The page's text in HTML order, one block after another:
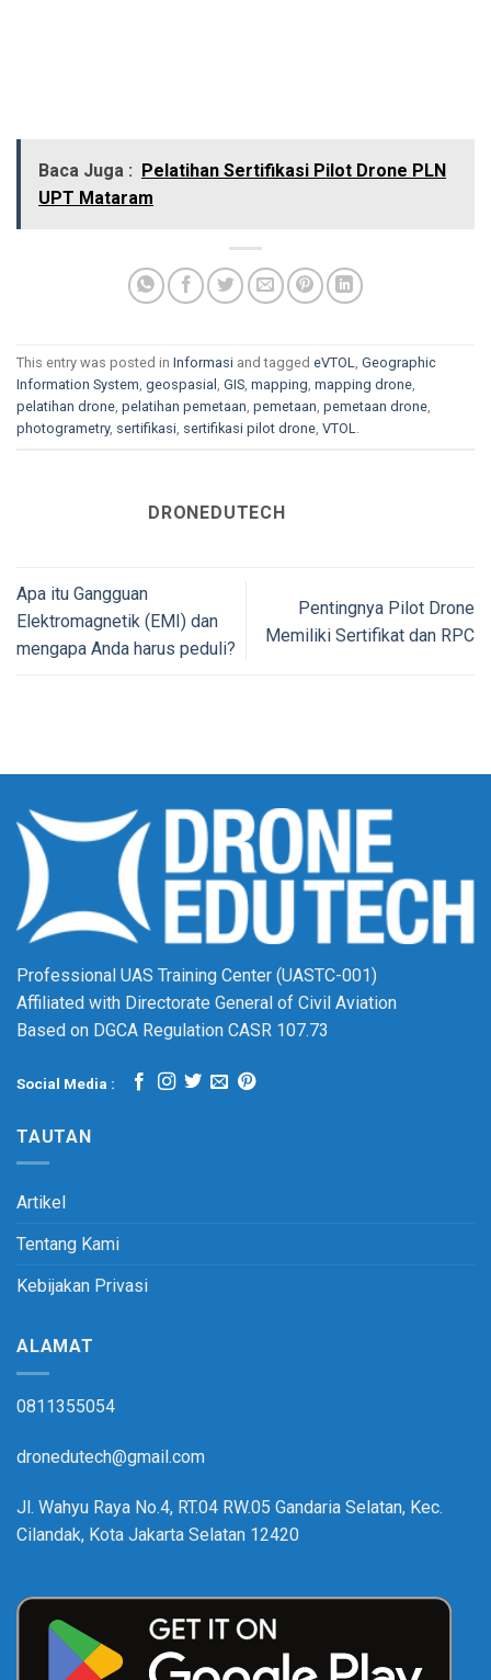
Baca Juga : Pelatihan Sertifikasi Pilot Drone PLN
UPT Mataram
This entry was posted in Informasi and tagged eVTOL, Geographic
Information System, geospasial , GIS, mapping, mapping drone,
pelatihan drone, pelatihan pemetaan, pemetaan, pemetaan drone,
photogrametry, sertifikasi, sertifikasi pilot drone, VTOL.
DRONEDUTECH
Apa itu Gangguan
Elektromagnetik (EMI) dan
mengapa Anda harus peduli?
Pentingnya Pilot Drone
Memiliki Sertifikat dan RPC
Professional UAS Training Center (UASTC-001)
Affiliated with Directorate General of Civil Aviation
Based on DGCA Regulation CASR 107.73
Social Media :
TAUTAN
Artikel
Tentang Kami
Kebijakan Privasi
ALAMAT
0811355054
dronedutech@gmail.com
Jl. Wahyu Raya No.4, RT.04 RW.05 Gandaria Selatan, Kec.
Cilandak, Kota Jakarta Selatan 12420